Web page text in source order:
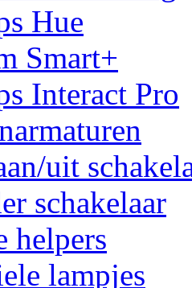
Hue
Smart+
Interact Pro
uit
schakelaar
helpers
lampjes